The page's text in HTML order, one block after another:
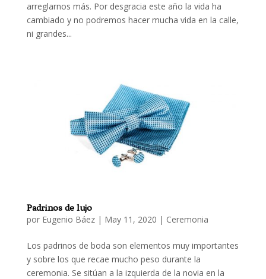
arreglarnos más. Por desgracia este año la vida ha
cambiado y no podremos hacer mucha vida en la calle,
ni grandes...
Padrinos de lujo
por Eugenio Báez| May 11, 2020 | Ceremonia
Los padrinos de boda son elementos muy importantes
y sobre los que recae mucho peso durante la
ceremonia. Se sitúan a la izquierda de la novia en la